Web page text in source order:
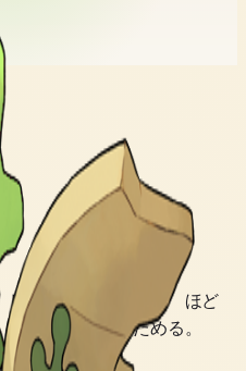
んか。 やけどする ほど
ほほぶくろに ためる。